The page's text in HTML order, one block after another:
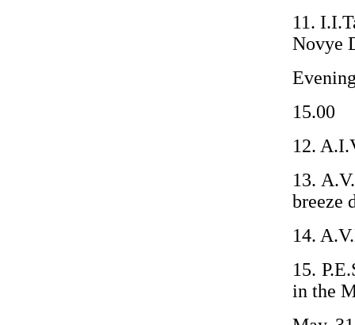
11.
Novye
15.00
12.
13.
breeze
14.
15.
in the